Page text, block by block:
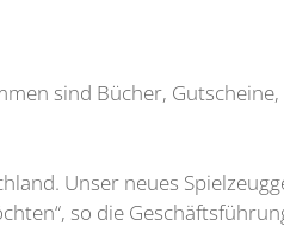
sind Bücher,
Unser neues
so die